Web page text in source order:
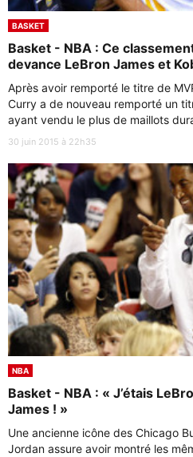
BASKET
Basket - NBA : Ce
devance LeBron James et
Après avoir remporté le titre de
Curry a de nouveau remporté un
ayant vendu le plus de maillots
30 juin 2015 à 22h35
NBA
Basket - NBA : « J’étais
James ! »
Une ancienne icône des Chicago
Jordan assure avoir montré les